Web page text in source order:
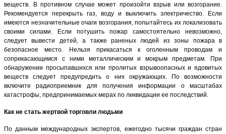
веществ. В противном случае может произойти взрыв или возгорание.
Рекомендуется перекрыть газ, воду и выключить электричество. Если
имеются незначительные очаги возгорания, попытайтесь их локализовать
своими силами. Если потушить пожар самостоятельно невозможно,
следует вывести детей, а также раненых людей из зоны пожара в
безопасное место. Нельзя прикасаться к оголенным проводам и
соприкасающимся с ними металлическим и мокрым предметам. При
обнаружении просыпавшихся или пролитых взрывоопасных и ядовитых
веществ следует предупредить о них окружающих. По возможности
включите радиоприемник для получения информации о масштабах
катастрофы, предпринимаемых мерах по ликвидации ее последствий.
Как не стать жертвой торговли людьми
По данным международных экспертов, ежегодно тысячи граждан стран